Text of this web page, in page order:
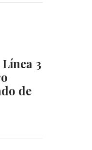
3
de